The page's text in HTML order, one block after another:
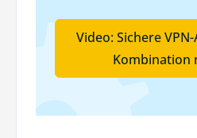
Video: Sichere
Kombination